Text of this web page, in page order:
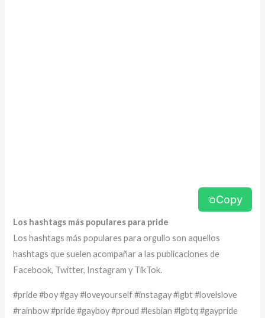
Copy
Los hashtags más populares para pride
Los hashtags más populares para orgullo son aquellos
hashtags que suelen acompañar a las publicaciones de
Facebook, Twitter, Instagram y TikTok.
#pride #boy #gay #loveyourself #instagay #lgbt #loveislove
#rainbow #pride #gayboy #proud #lesbian #lgbtq #gaypride